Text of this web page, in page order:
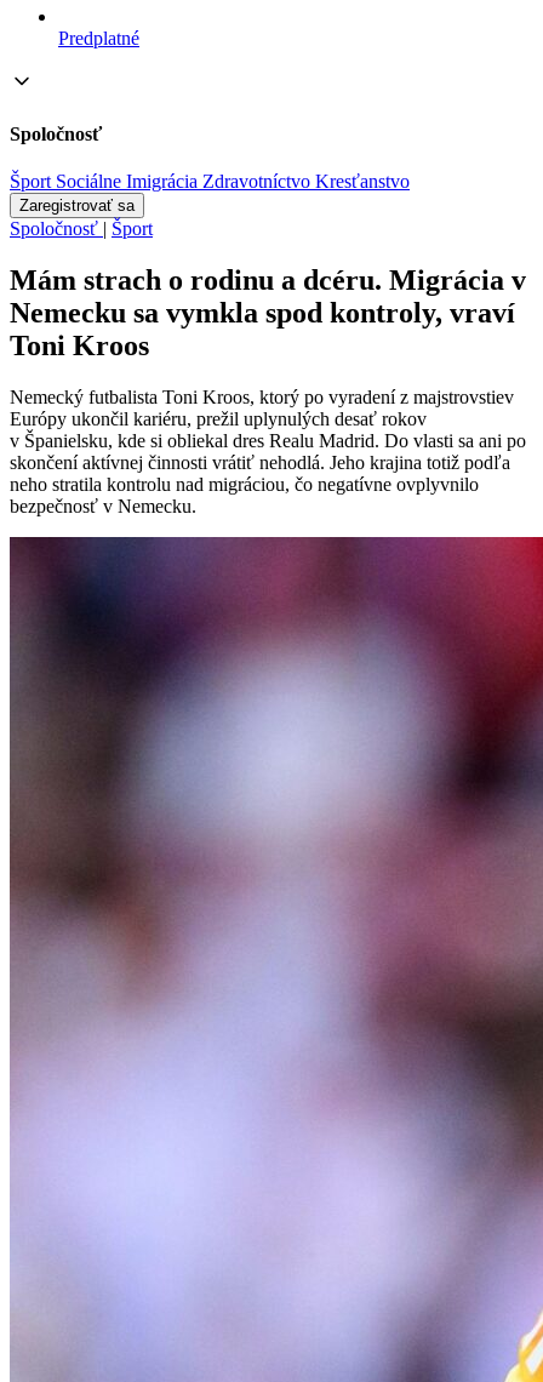
Predplatné
Spoločnosť
Šport Sociálne Imigrácia Zdravotníctvo Kresťanstvo
Zaregistrovať sa
Spoločnosť | Šport
Mám strach o rodinu a dcéru. Migrácia v
Nemecku sa vymkla spod kontroly, vraví
Toni Kroos
Nemecký futbalista Toni Kroos, ktorý po vyradení z majstrovstiev
Európy ukončil kariéru, prežil uplynulých desať rokov
v Španielsku, kde si obliekal dres Realu Madrid. Do vlasti sa ani po
skončení aktívnej činnosti vrátiť nehodlá. Jeho krajina totiž podľa
neho stratila kontrolu nad migráciou, čo negatívne ovplyvnilo
bezpečnosť v Nemecku.